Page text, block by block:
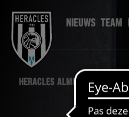
NIEUWS TEAM
HERACLES ALMELO WEBSHOP